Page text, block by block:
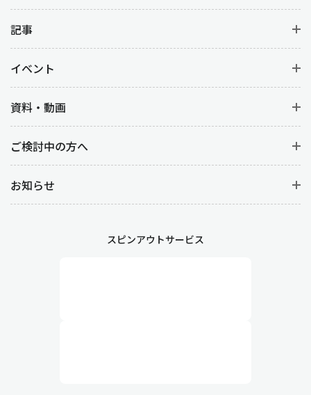
記事
イベント
資料・動画
ご検討中の方へ
お知らせ
スピンアウトサービス